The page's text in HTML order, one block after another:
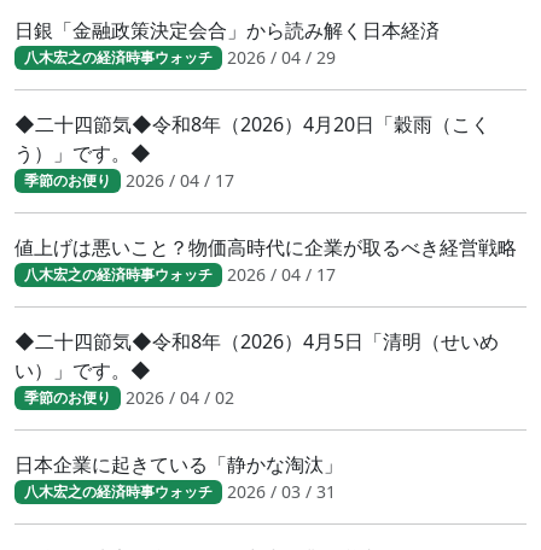
日銀「金融政策決定会合」から読み解く日本経済
八木宏之の経済時事ウォッチ 2026 / 04 / 29
◆二十四節気◆令和8年（2026）4月20日「穀雨（こく
う）」です。◆
季節のお便り 2026 / 04 / 17
値上げは悪いこと？物価高時代に企業が取るべき経営戦略
八木宏之の経済時事ウォッチ 2026 / 04 / 17
◆二十四節気◆令和8年（2026）4月5日「清明（せいめ
い）」です。◆
季節のお便り 2026 / 04 / 02
日本企業に起きている「静かな淘汰」
八木宏之の経済時事ウォッチ 2026 / 03 / 31